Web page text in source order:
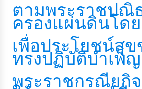
การ
ดำเนิน
การ
เพื่อ
ป้องกัน
ตามพระราชปณิ
ครองแผ่นดินโด
เพื่อประโยชน์สุ
ทรงปฏิบัติบำเพ็ญ
พระราชกรณียกิ